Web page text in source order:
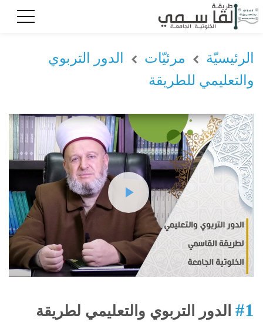
الرئيسيّة مرئيّات
الدور التربوي
والتعليمي للطريقة
#1 الدور التربوي والتعليمي لطريقة